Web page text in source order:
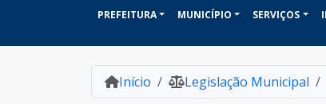
PREFEITURA MUNICÍPIO SERVIÇOS
Início Legislação Municipal